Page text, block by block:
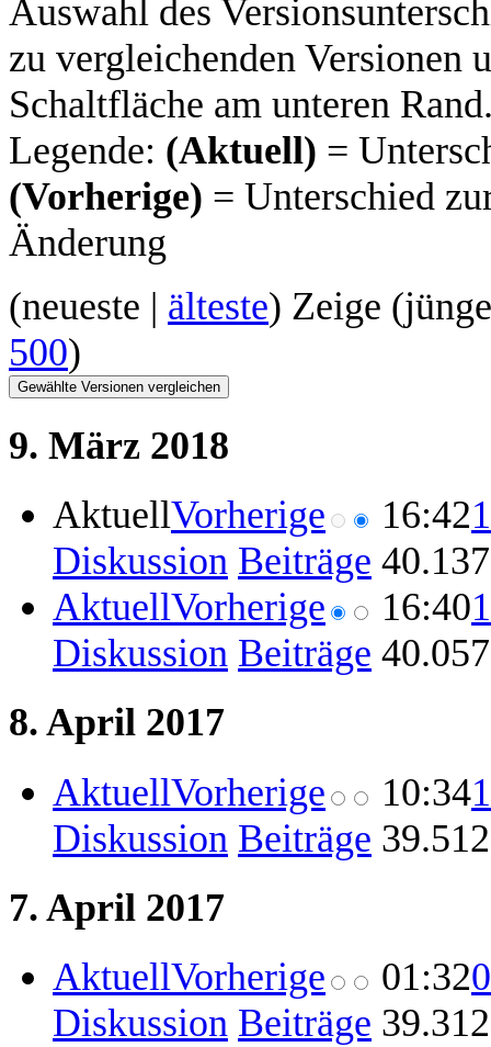
Auswahl des
zu vergleichenden Versionen
Schaltfläche am unteren
Legende: (Aktuell) =
(Vorherige) = Unterschied
Änderung
(neueste | älteste) Zeige (
500)
9. März 2018
AktuellVorherige 16:42
Diskussion Beiträge
AktuellVorherige 16:40
Diskussion Beiträge
8. April 2017
AktuellVorherige 10:34
Diskussion Beiträge
7. April 2017
AktuellVorherige 01:32
Diskussion Beiträge